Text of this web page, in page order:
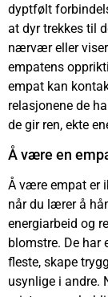
dyptfølt
at dyr trekkes til
nærvær eller
empatens
empat kan
relasjonene de
de gir ren, ekte
Å være en
Å være empat er
når du lærer å
energiarbeid og
blomstre. De har
fleste, skape
usynlige i andre.